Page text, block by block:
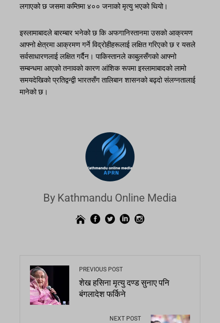
लगाएको छ जसमा कम्तिमा ४०० जनाको मृत्यु भएको थियो।
इस्लामाबादले बारम्बार भनेको छ कि अफगानिस्तानमा उसको आक्रमण
आफ्नो क्षेत्रमा आक्रमण गर्ने विद्रोहीहरूलाई लक्षित गरिएको छ र यसले
सर्वसाधारणलाई लक्षित गर्दैन। पाकिस्तानले काबुलसँगको आफ्नो
सम्बन्धमा आएको तनावको कारण आंशिक रूपमा इस्लामाबादको लामो
समयदेखिको प्रतिद्वन्द्वी भारतसँग तालिबान शासनको बढ्दो संलग्नतालाई
मानेको छ।
By Kathmandu Online Media
PREVIOUS POST
शेख हसिना मृत्यु दण्ड सुनाए पनि
बंगलादेश फर्किने
NEXT POST